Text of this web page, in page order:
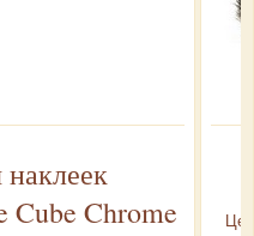
наклеек
Cube Chrome